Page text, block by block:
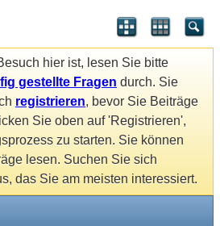
hier ist, lesen Sie bitte
gestellte Fragen durch. Sie
registrieren, bevor Sie Beiträge
Sie oben auf 'Registrieren',
zu starten. Sie können
lesen. Suchen Sie sich
das Sie am meisten interessiert.